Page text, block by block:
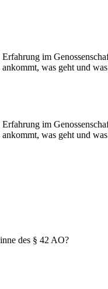
im
was geht und
im
was geht und
des § 42 AO?